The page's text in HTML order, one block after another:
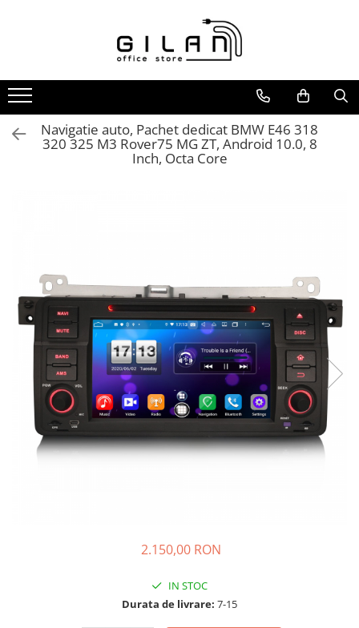
Livolo - Intrerupatoare
Intrerupatoare
ZigBee
Serie Noua
Generatia Noua
Navigatii Multimedia Auto
Navigatii DEDICATE
2 DIN
ALFA ROMEO
DACIA/RENAULT
FIAT
FORD
JEEP/CHRYSLER/DODGE
MERCEDES
NISSAN
Navigatie auto, Pachet dedicat BMW E46 318
320 325 M3 Rover75 MG ZT, Android 10.0, 8
Inch, Octa Core
2.150,00 RON
IN STOC
Durata de livrare: 7-15